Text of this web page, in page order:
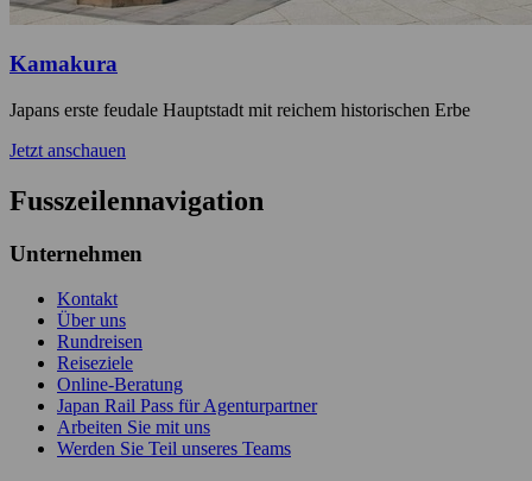
Kamakura
Japans erste feudale Hauptstadt mit reichem historischen Erbe
Jetzt anschauen
Fusszeilennavigation
Unternehmen
Kontakt
Über uns
Rundreisen
Reiseziele
Online-Beratung
Japan Rail Pass für Agenturpartner
Arbeiten Sie mit uns
Werden Sie Teil unseres Teams